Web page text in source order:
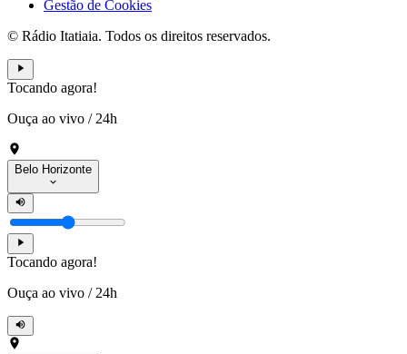
Gestão de Cookies
© Rádio Itatiaia. Todos os direitos reservados.
Tocando agora!
Ouça ao vivo / 24h
Belo Horizonte
Tocando agora!
Ouça ao vivo / 24h